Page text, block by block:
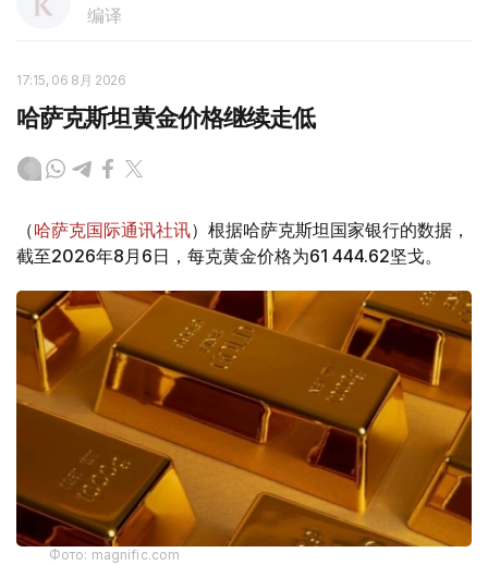
编译
17:15, 06 8月 2026
哈萨克斯坦黄金价格继续走低
（哈萨克国际通讯社讯）根据哈萨克斯坦国家银行的数据，
截至2026年8月6日，每克黄金价格为61 444.62坚戈。
Фото: magnific.com